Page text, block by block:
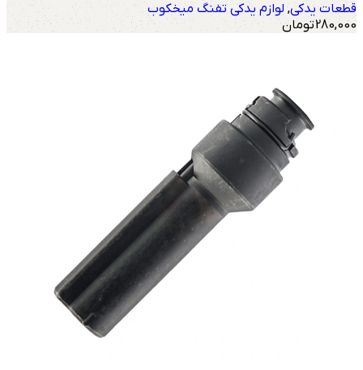
قطعات یدکی,لوازم یدکی تفنگ میخکوب
280,000تومان